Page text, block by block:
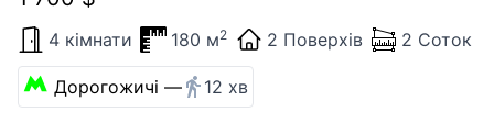
4 кімнати 180 м2 2 Поверхів 2 Соток
Дорогожичі — 12 хв